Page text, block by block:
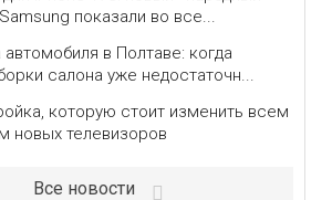
показали во все...
в Полтаве: когда
салона уже недостаточн...
которую стоит изменить всем
новых телевизоров
Все новости